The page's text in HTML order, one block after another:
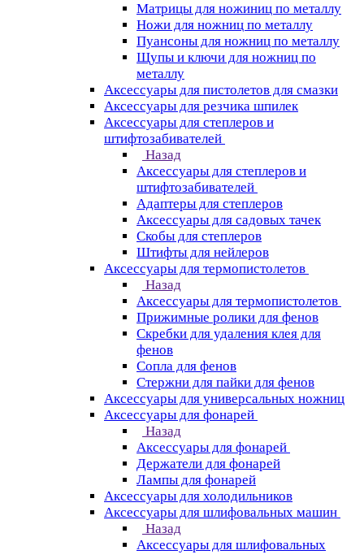
Матрицы для ножиниц по металлу
Ножи для ножниц по металлу
Пуансоны для ножниц по металлу
Щупы и ключи для ножниц по
металлу
Аксессуары для пистолетов для смазки
Аксессуары для резчика шпилек
Аксессуары для степлеров и
штифтозабивателей
Назад
Аксессуары для степлеров и
штифтозабивателей
Адаптеры для степлеров
Аксессуары для садовых тачек
Скобы для степлеров
Штифты для нейлеров
Аксессуары для термопистолетов
Назад
Аксессуары для термопистолетов
Прижимные ролики для фенов
Скребки для удаления клея для
фенов
Сопла для фенов
Стержни для пайки для фенов
Аксессуары для универсальных ножниц
Аксессуары для фонарей
Назад
Аксессуары для фонарей
Держатели для фонарей
Лампы для фонарей
Аксессуары для холодильников
Аксессуары для шлифовальных машин
Назад
Аксессуары для шлифовальных